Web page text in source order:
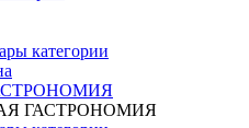
категории
ГАСТРОНОМИЯ